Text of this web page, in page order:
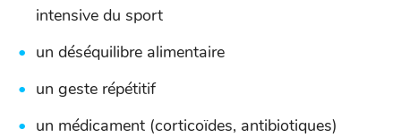
intensive du sport
un déséquilibre alimentaire
un geste répétitif
un médicament (corticoïdes, antibiotiques)